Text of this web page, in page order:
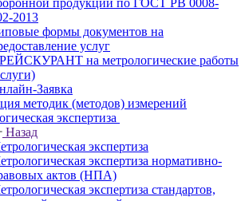
продукции по ГОСТ РВ 0008-
2013
формы документов на
услуг
на метрологические работы
Заявка
методик (методов) измерений
экспертиза
Назад
экспертиза
экспертиза нормативно-
актов (НПА)
экспертиза стандартов,